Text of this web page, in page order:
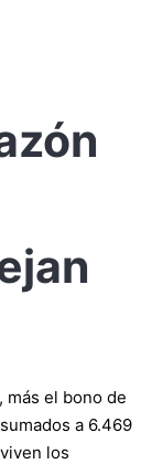
más el bono de
a 6.469
los